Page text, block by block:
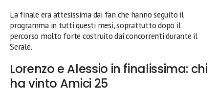
La finale era attesissima dai fan che hanno seguito il
programma in tutti questi mesi, soprattutto dopo il
percorso molto forte costruito dai concorrenti durante il
Serale.
Lorenzo e Alessio in finalissima: chi
ha vinto Amici 25